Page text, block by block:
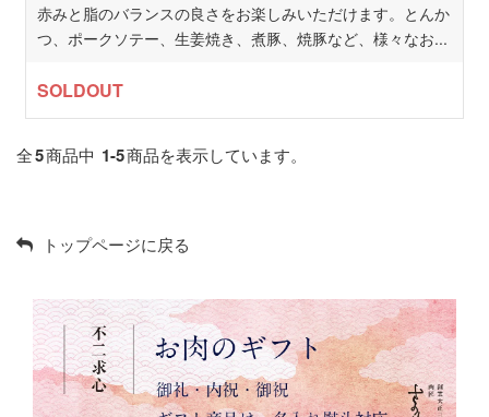
赤みと脂のバランスの良さをお楽しみいただけます。とんか
つ、ポークソテー、生姜焼き、煮豚、焼豚など、様々なお...
SOLDOUT
全5商品中 1-5商品を表示しています。
トップページに戻る